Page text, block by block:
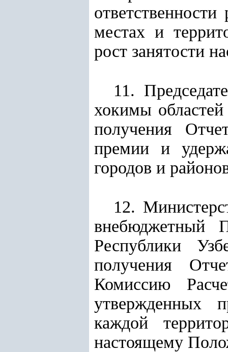
местах и
рост занятости
11.
хокимы
получения
премии и
городов и
12.
внебюджетный
Республики
получения
Комиссию
утвержденных
каждой
настоящему